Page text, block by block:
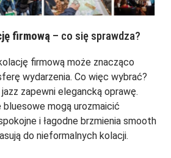
firmową – co się sprawdza?
firmową może znacząco
wydarzenia. Co więc wybrać?
zapewni elegancką oprawę.
mogą urozmaicić
i łagodne brzmienia smooth
do nieformalnych kolacji.